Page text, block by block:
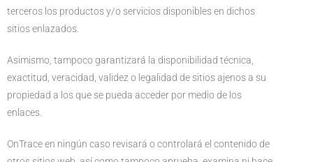
terceros los productos y/o servicios disponibles en dichos
sitios enlazados.
Asimismo, tampoco garantizará la disponibilidad técnica,
exactitud, veracidad, validez o legalidad de sitios ajenos a su
propiedad a los que se pueda acceder por medio de los
enlaces.
OnTrace en ningún caso revisará o controlará el contenido de